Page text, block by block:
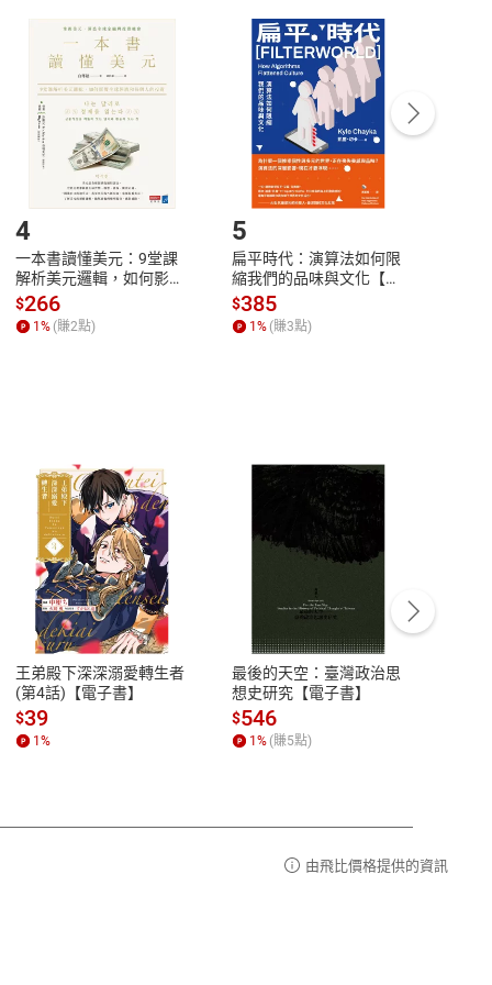
點選「瀏覽訂單明細」
「申請取消訂單/退
貨。
付款方式
Payment
完成訂單
Complete
號，下載書籍後看書
性
參
客服資訊
服務時間：週一到週五 10:00-12:00、
13:00-17:00 (國定假日及例假日休息)
客服電話：0080-1857077
4
一本書讀懂美元：9堂課
解析美元邏輯，如何影響
全球經濟和每個人的投資
【電子書】
$266
1% (賺2點)
5
扁平時代：演算法如何限
縮我們的品味與文化【電
子書】
$385
1% (賺3點)
王弟殿下深深溺愛轉生者
(第4話)【電子書】
$39
1%
最後的天空：臺灣政治思
想史研究【電子書】
$546
1% (賺5點)
由飛比價格提供的資訊